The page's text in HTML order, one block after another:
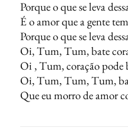
Porque o que se leva
É o amor que a gente
Porque o que se leva
Oi, Tum, Tum, bate
Oi , Tum, coração pode
Oi, Tum, Tum, Tum,
Que eu morro de amor